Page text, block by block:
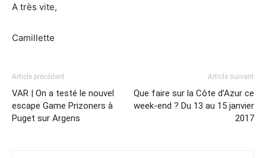
A très vite,
Camillette
Article précédent
VAR | On a testé le nouvel
escape Game Prizoners à
Puget sur Argens
Article suivant
Que faire sur la Côte d’Azur ce
week-end ? Du 13 au 15 janvier
2017